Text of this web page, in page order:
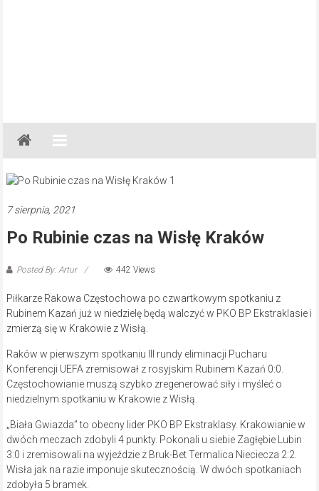
Gazeta
Regionalna
Częstochowa,
Lubliniec,
7 sierpnia, 2021
Po Rubinie czas na Wisłę Kraków
Posted By: Artur 442 Views
Piłkarze Rakowa Częstochowa po czwartkowym spotkaniu z
Rubinem Kazań już w niedzielę będą walczyć w PKO BP Ekstraklasie i
zmierzą się w Krakowie z Wisłą.
Raków w pierwszym spotkaniu III rundy eliminacji Pucharu
Konferencji UEFA zremisował z rosyjskim Rubinem Kazań 0:0.
Częstochowianie muszą szybko zregenerować siły i myśleć o
niedzielnym spotkaniu w Krakowie z Wisłą.
„Biała Gwiazda” to obecny lider PKO BP Ekstraklasy. Krakowianie w
dwóch meczach zdobyli 4 punkty. Pokonali u siebie Zagłębie Lubin
3:0 i zremisowali na wyjeździe z Bruk-Bet Termalica Nieciecza 2:2.
Wisła jak na razie imponuje skutecznością. W dwóch spotkaniach
zdobyła 5 bramek.